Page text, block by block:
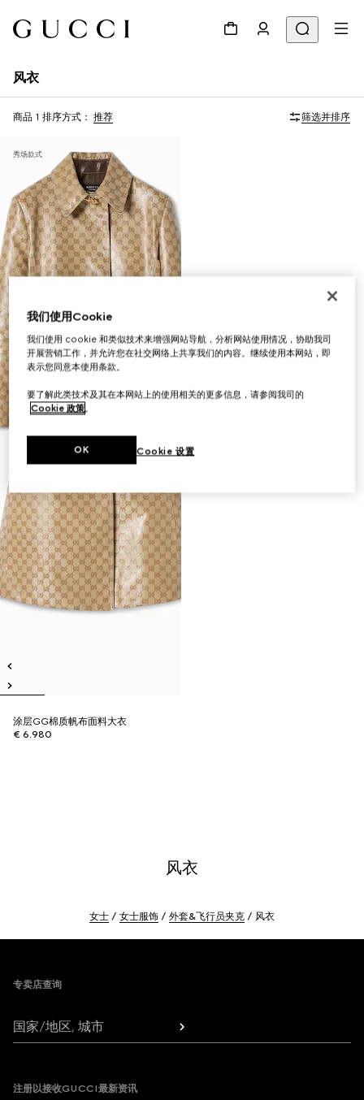
风衣
商品 1 排序方式： 推荐 筛选并排序
秀场款式
涂层GG棉质帆布面料大衣
€ 6.980
风衣
女士 女士服饰 外套&飞行员夹克 风衣
专卖店查询
国家/地区, 城市
注册以接收GUCCI最新资讯
我们使用Cookie
我们使用 cookie 和类似技术来增强网站导航，分析网站使用情况，协助我司
开展营销工作，并允许您在社交网络上共享我们的内容。继续使用本网站，即
表示您同意本使用条款。
要了解此类技术及其在本网站上的使用相关的更多信息，请参阅我司的
Cookie 政策。
Cookie 设置
OK